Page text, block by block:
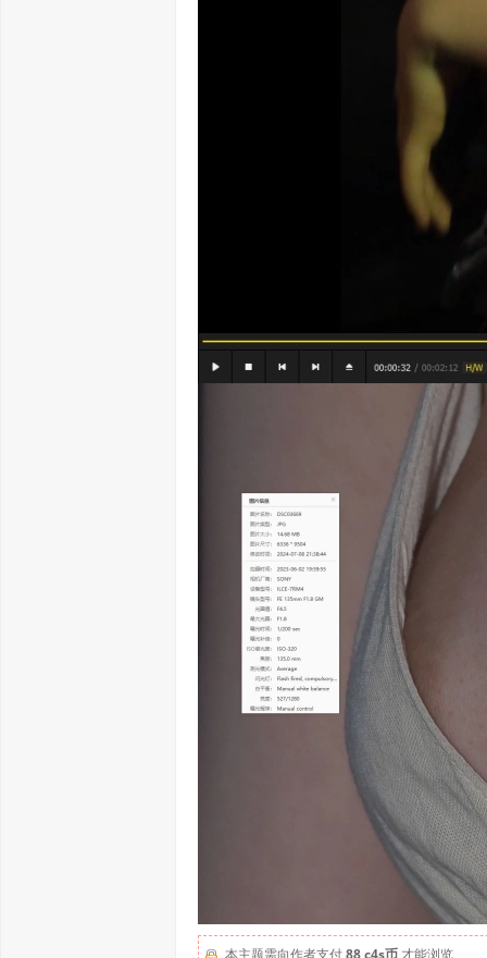
本主题需向作者支付88 c4s币 才能浏览